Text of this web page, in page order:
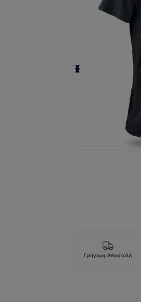
Γρήγορη Αποστολή